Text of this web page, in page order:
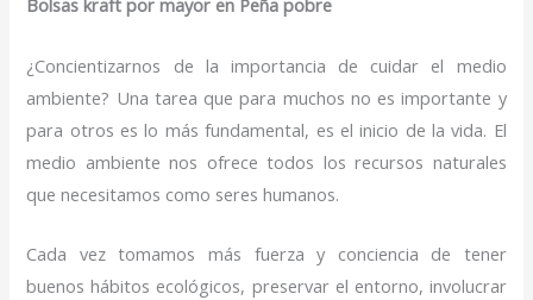
Bolsas kraft por mayor en Peña pobre
¿Concientizarnos de la importancia de cuidar el medio
ambiente? Una tarea que para muchos no es importante y
para otros es lo más fundamental, es el inicio de la vida. El
medio ambiente nos ofrece todos los recursos naturales
que necesitamos como seres humanos.
Cada vez tomamos más fuerza y conciencia de tener
buenos hábitos ecológicos, preservar el entorno, involucrar